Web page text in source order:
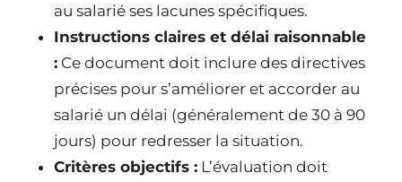
au salarié ses lacunes spécifiques.
Instructions claires et délai raisonnable
: Ce document doit inclure des directives
précises pour s’améliorer et accorder au
salarié un délai (généralement de 30 à 90
jours) pour redresser la situation.
Critères objectifs : L’évaluation doit